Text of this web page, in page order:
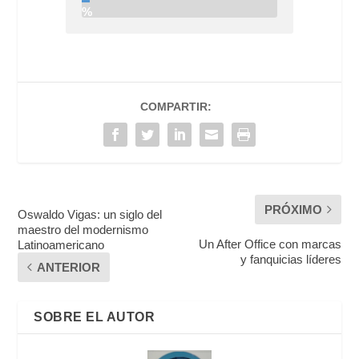
%
COMPARTIR:
Oswaldo Vigas: un siglo del
maestro del modernismo
Latinoamericano
ANTERIOR
PRÓXIMO
Un After Office con marcas
y fanquicias líderes
SOBRE EL AUTOR